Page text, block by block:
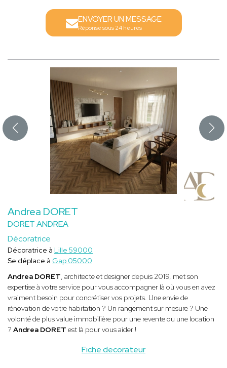
ENVOYER UN MESSAGE
Réponse sous 24 heures
Andrea DORET
DORET ANDREA
Décoratrice
Fiche decorateur
Décoratrice à Lille 59000
Se déplace à Gap 05000
Andrea DORET, architecte et designer depuis 2019, met son
expertise à votre service pour vous accompagner là où vous en avez
vraiment besoin pour concrétiser vos projets. Une envie de
rénovation de votre habitation ? Un rangement sur mesure ? Une
volonté de plus value immobilière pour une revente ou une location
? Andrea DORET est là pour vous aider !